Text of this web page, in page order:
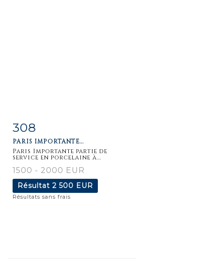
Fiche
détaillée
308
PARIS IMPORTANTE...
Paris Importante partie de
service en porcelaine à...
1500 - 2000 EUR
Résultat 2 500 EUR
Résultats sans frais